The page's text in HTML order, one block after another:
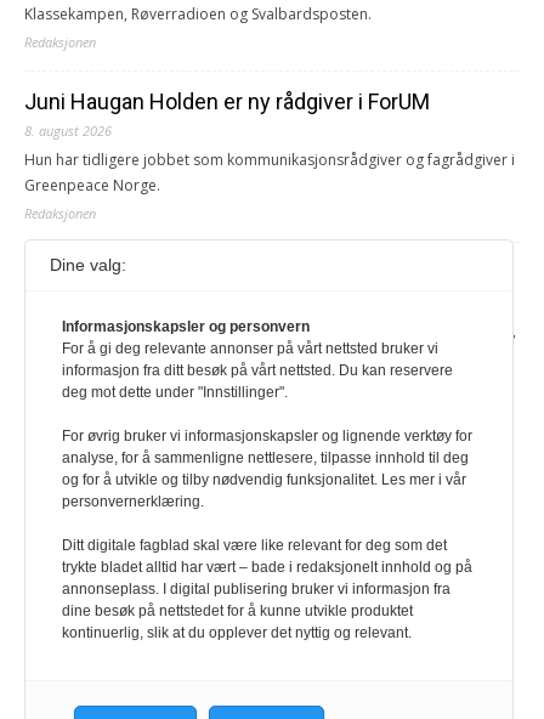
Klassekampen, Røverradioen og Svalbardsposten.
Redaksjonen
Juni Haugan Holden er ny rådgiver i ForUM
8. august 2026
Hun har tidligere jobbet som kommunikasjonsrådgiver og fagrådgiver i
Greenpeace Norge.
Redaksjonen
Journalist fra Vietnam idømt 7 års fengsel
Kommunistpartiet i Vietnam har total kontroll over alle offisielle medier,
aviser, TV- og radiokanaler. For å lese denne må du ha abonnement
Logg inn her Ny abonnent? Velg Årsabonnement, Månedsabonnement
og bedrifter.
Redaksjonen
Dine valg:
Informasjonskapsler og personvern
For å gi deg relevante annonser på vårt nettsted bruker vi
informasjon fra ditt besøk på vårt nettsted. Du kan reservere
deg mot dette under "Innstillinger".
For øvrig bruker vi informasjonskapsler og lignende verktøy for
analyse, for å sammenligne nettlesere, tilpasse innhold til deg
og for å utvikle og tilby nødvendig funksjonalitet. Les mer i vår
personvernerklæring.
Ditt digitale fagblad skal være like relevant for deg som det
trykte bladet alltid har vært – bade i redaksjonelt innhold og på
annonseplass. I digital publisering bruker vi informasjon fra
dine besøk på nettstedet for å kunne utvikle produktet
kontinuerlig, slik at du opplever det nyttig og relevant.